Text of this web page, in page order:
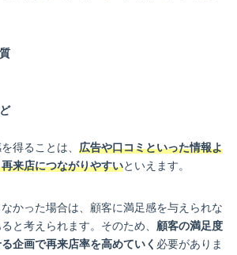
得ることは、 広告や口コミといった情報よ
来店につながりやすいといえます。
かった場合は、顧客に満足感を与えられな
と考えられます。そのため、 顧客の満足度
企画で再来店率を高めていく 必要がありま